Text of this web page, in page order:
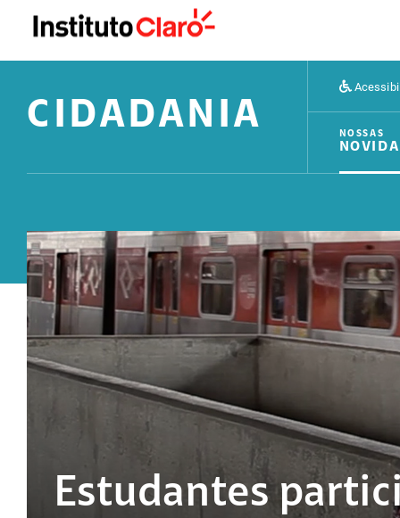
CIDADANIA NOSSAS
Estudantes